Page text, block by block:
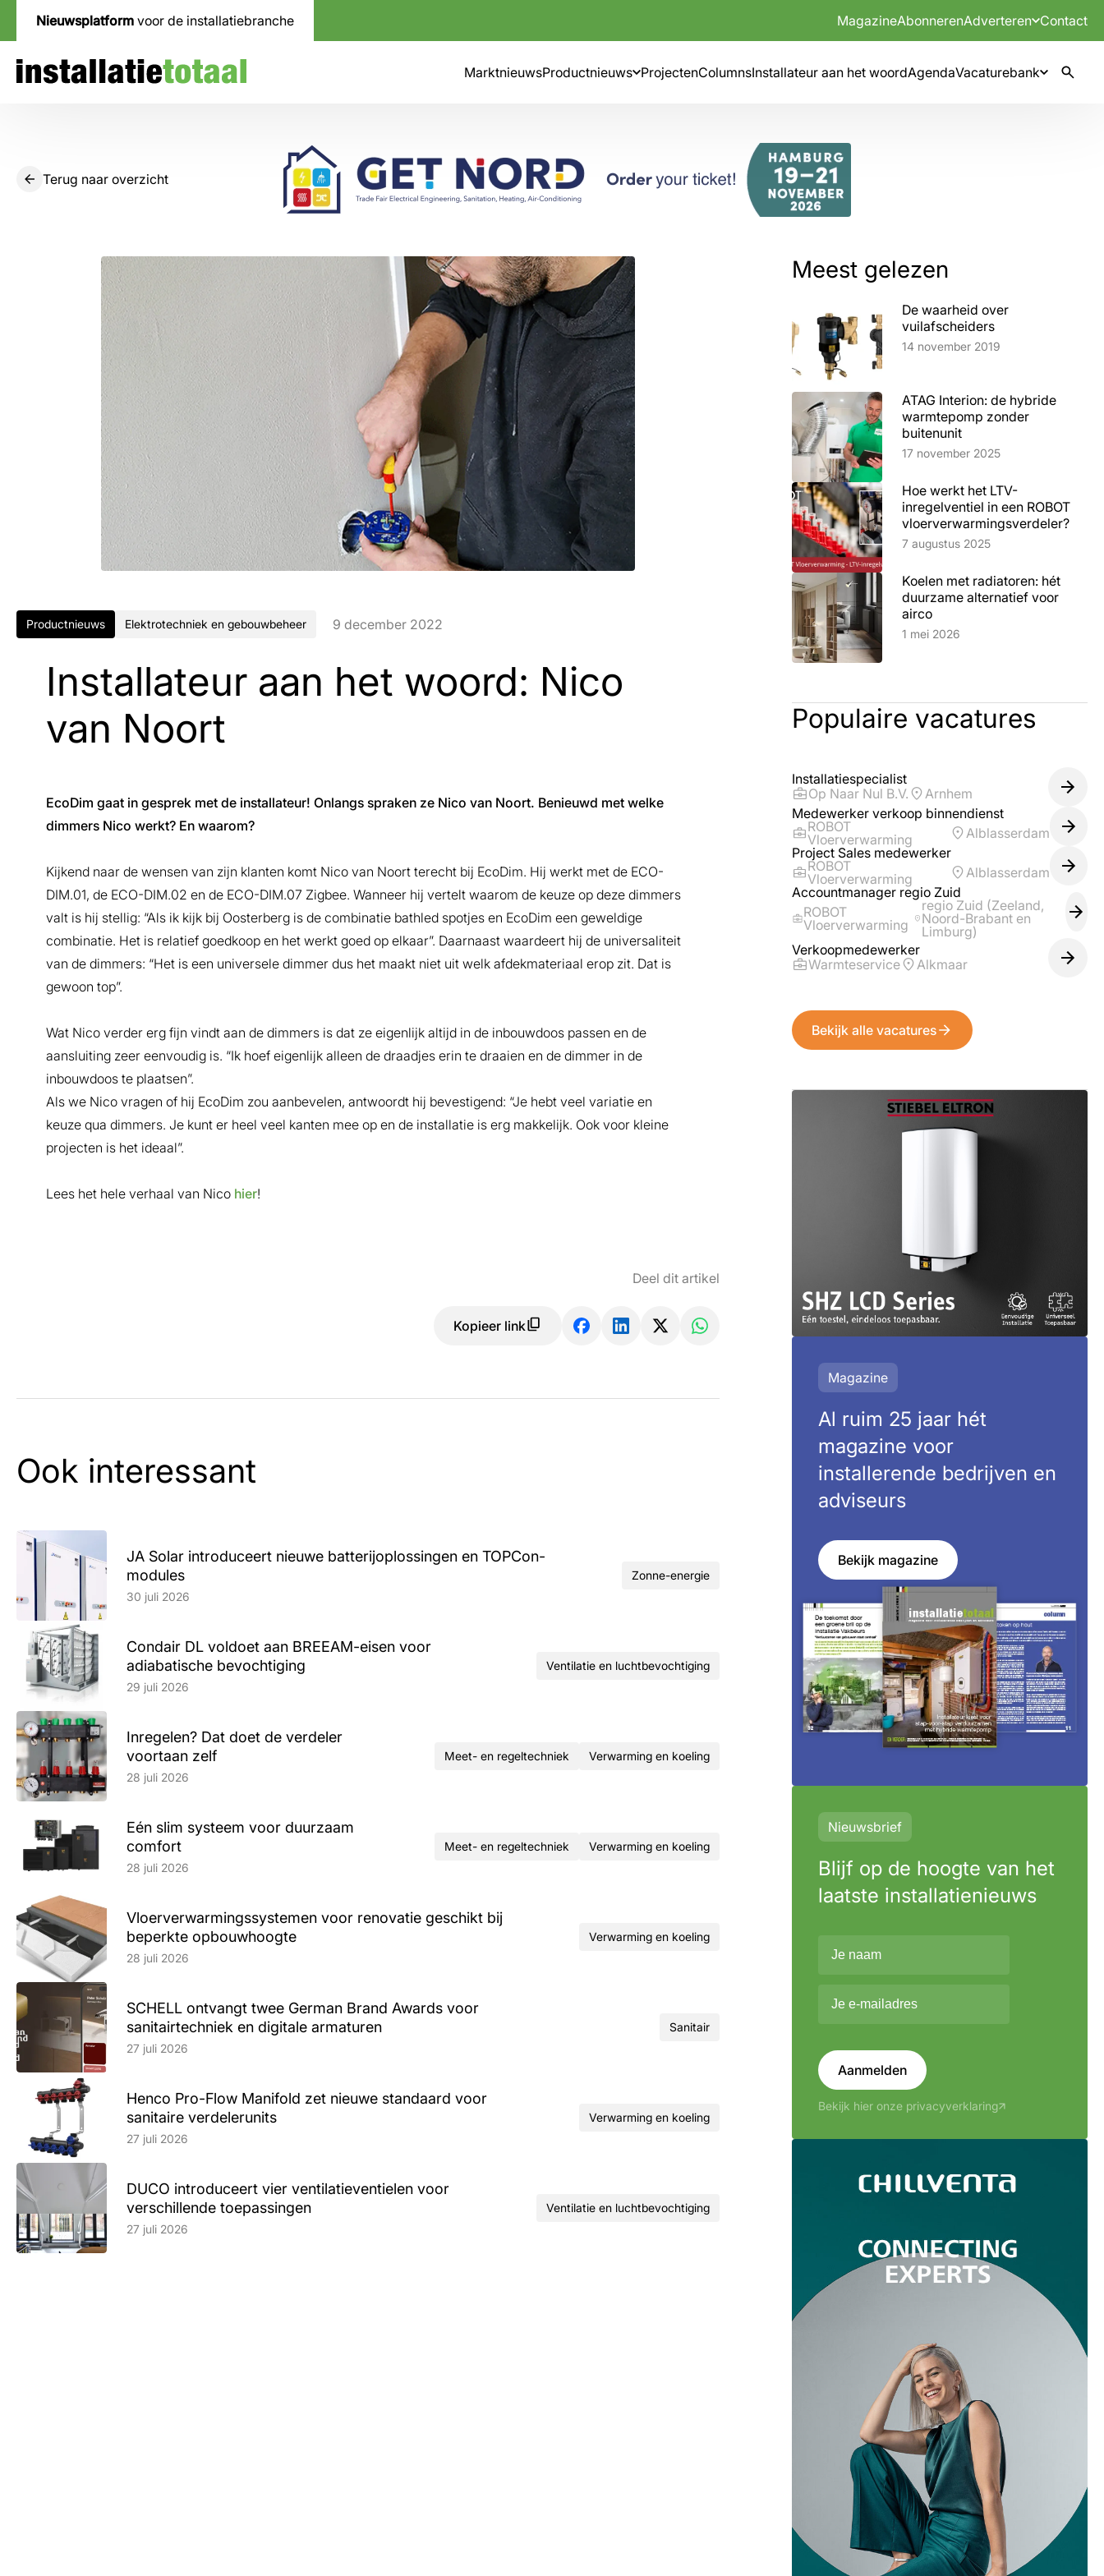
Nieuwsplatform voor de installatiebranche MagazineAbonnerenAdverteren Contact
MarktnieuwsProductnieuws ProjectenColumnsInstallateur aan het woordAgendaVacaturebank
Terug naar overzicht
Productnieuws Elektrotechniek en gebouwbeheer 9 december 2022
Installateur aan het woord: Nico
van Noort
EcoDim gaat in gesprek met de installateur! Onlangs spraken ze Nico van Noort. Benieuwd met welke
dimmers Nico werkt? En waarom?
Kijkend naar de wensen van zijn klanten komt Nico van Noort terecht bij EcoDim. Hij werkt met de ECO-
DIM.01, de ECO-DIM.02 en de ECO-DIM.07 Zigbee. Wanneer hij vertelt waarom de keuze op deze dimmers
valt is hij stellig: “Als ik kijk bij Oosterberg is de combinatie bathled spotjes en EcoDim een geweldige
combinatie. Het is relatief goedkoop en het werkt goed op elkaar”. Daarnaast waardeert hij de universaliteit
van de dimmers: “Het is een universele dimmer dus het maakt niet uit welk afdekmateriaal erop zit. Dat is
gewoon top”.
Wat Nico verder erg fijn vindt aan de dimmers is dat ze eigenlijk altijd in de inbouwdoos passen en de
aansluiting zeer eenvoudig is. “Ik hoef eigenlijk alleen de draadjes erin te draaien en de dimmer in de
inbouwdoos te plaatsen”.
Als we Nico vragen of hij EcoDim zou aanbevelen, antwoordt hij bevestigend: “Je hebt veel variatie en
keuze qua dimmers. Je kunt er heel veel kanten mee op en de installatie is erg makkelijk. Ook voor kleine
projecten is het ideaal”.
Lees het hele verhaal van Nico hier!
Deel dit artikel
Kopieer link
Ook interessant
JA Solar introduceert nieuwe batterijoplossingen en TOPCon-
modules
Lees artikel
30 juli 2026
Zonne-energie
Condair DL voldoet aan BREEAM-eisen voor
adiabatische bevochtiging
Lees artikel
29 juli 2026
Ventilatie en luchtbevochtiging
Inregelen? Dat doet de verdeler
voortaan zelf
Lees artikel
28 juli 2026
Meet- en regeltechniek Verwarming en koeling
Eén slim systeem voor duurzaam
comfort
Lees artikel
28 juli 2026
Meet- en regeltechniek Verwarming en koeling
Vloerverwarmingssystemen voor renovatie geschikt bij
beperkte opbouwhoogte
Lees artikel
28 juli 2026
Verwarming en koeling
SCHELL ontvangt twee German Brand Awards voor
sanitairtechniek en digitale armaturen
Lees artikel
27 juli 2026
Sanitair
Henco Pro-Flow Manifold zet nieuwe standaard voor
sanitaire verdelerunits
Lees artikel
27 juli 2026
Verwarming en koeling
DUCO introduceert vier ventilatieventielen voor
verschillende toepassingen
Lees artikel
27 juli 2026
Ventilatie en luchtbevochtiging
Meest gelezen
De waarheid over
vuilafscheiders
Lees artikel
14 november 2019
ATAG Interion: de hybride
warmtepomp zonder
buitenunit
Lees artikel
17 november 2025
Hoe werkt het LTV-
inregelventiel in een ROBOT
vloerverwarmingsverdeler?
Lees artikel
7 augustus 2025
Koelen met radiatoren: hét
duurzame alternatief voor
aircoLees artikel
1 mei 2026
Populaire vacatures
Installatiespecialist
Op Naar Nul B.V.
Arnhem
Medewerker verkoop binnendienst
ROBOT
Vloerverwarming
Alblasserdam
Project Sales medewerker
ROBOT
Vloerverwarming
Alblasserdam
Accountmanager regio Zuid
ROBOT
Vloerverwarming
regio Zuid (Zeeland,
Noord-Brabant en
Limburg)
Verkoopmedewerker
Warmteservice
Alkmaar
Bekijk alle vacatures
Magazine
Al ruim 25 jaar hét
magazine voor
installerende bedrijven en
adviseurs
Bekijk magazine
Nieuwsbrief
Blijf op de hoogte van het
laatste installatienieuws
Aanmelden
Bekijk hier onze privacyverklaring